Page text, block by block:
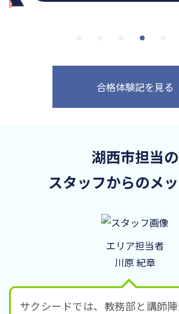
合格体験記を見る
湖西市担当の
スタッフからのメ
エリア担当者
川原 紀章
サクシードでは、教務部と講師